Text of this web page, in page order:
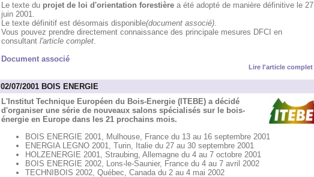
Le texte du projet de loi d'orientation forestièrea été adopté de manière définitive le 27
juin 2001.
Le texte définitif est désormais disponible(document associé).
Vous pouvez prendre directement connaissance des principale mesures DFCI en
consultant l'article complet.
Document associé
Lire l'article complet
02/07/2001 BOIS ENERGIE
L'Institut Technique Européen du Bois-Energie (ITEBE) a décidé
d'organiser une série de nouveaux salons spécialisés sur le bois-
énergie en Europe dans les 21 prochains mois.
BOIS ENERGIE 2001, Mulhouse, France du 13 au 16 septembre 2001
ENERGIA LEGNO 2001, Turin, Italie du 27 au 30 septembre 2001
HOLZENERGIE 2001, Straubing, Allemagne du 4 au 7 octobre 2001
BOIS ENERGIE 2002, Lons-le-Saunier, France du 4 au 7 avril 2002
TECHNIBOIS 2002, Québec, Canada du 2 au 4 mai 2002